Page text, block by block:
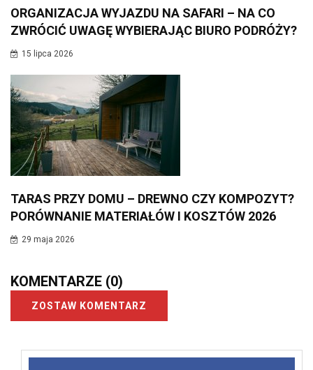
ORGANIZACJA WYJAZDU NA SAFARI – NA CO
ZWRÓCIĆ UWAGĘ WYBIERAJĄC BIURO PODRÓŻY?
15 lipca 2026
TARAS PRZY DOMU – DREWNO CZY KOMPOZYT?
PORÓWNANIE MATERIAŁÓW I KOSZTÓW 2026
29 maja 2026
KOMENTARZE (0)
ZOSTAW KOMENTARZ